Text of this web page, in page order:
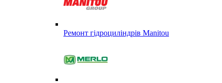
Ремонт гідроциліндрів Manitou